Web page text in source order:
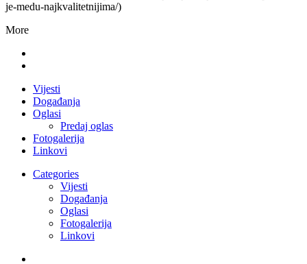
je-medu-najkvalitetnijima/)
More
Vijesti
Događanja
Oglasi
Predaj oglas
Fotogalerija
Linkovi
Categories
Vijesti
Događanja
Oglasi
Fotogalerija
Linkovi